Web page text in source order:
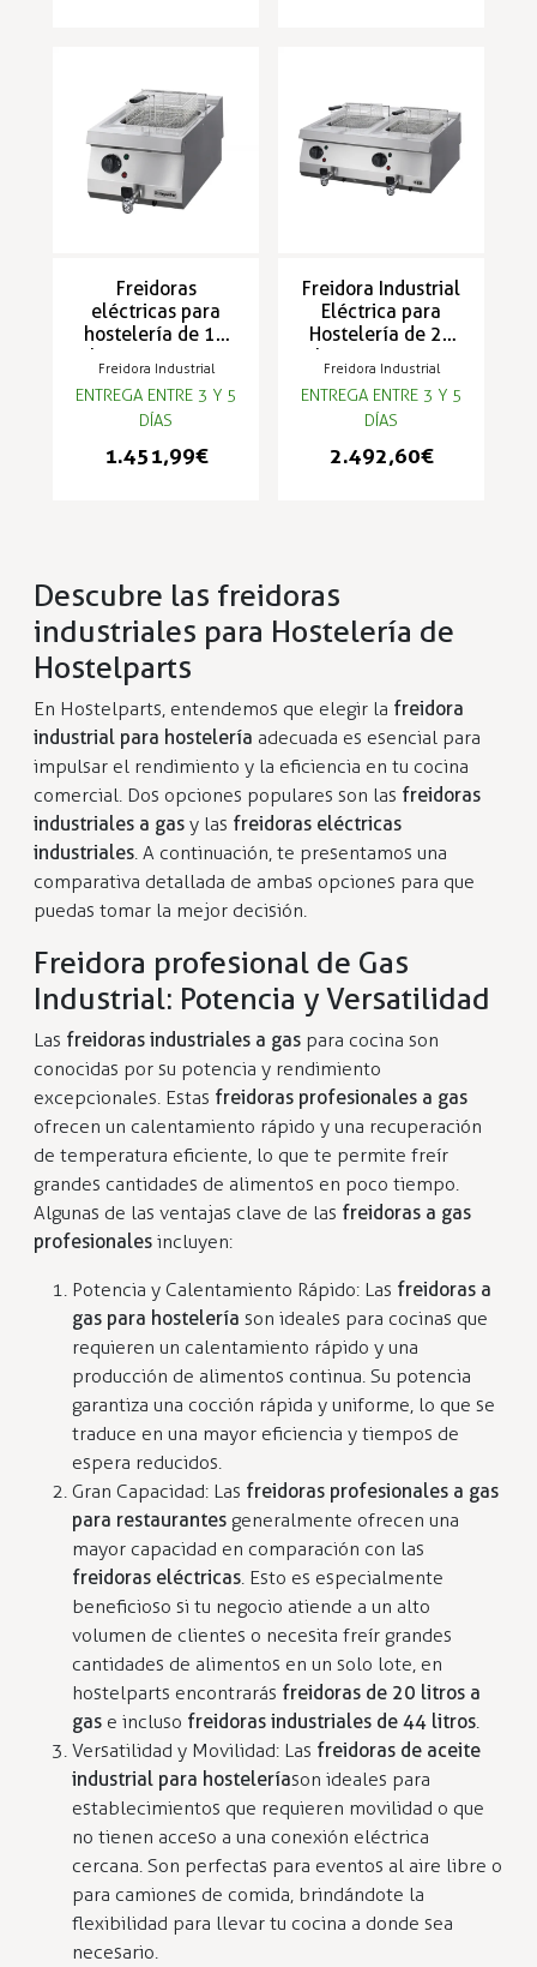
Freidoras
eléctricas para
hostelería de 12
litros y 11 KW -
S70FES
Freidora Industrial
ENTREGA ENTRE 3 Y 5
DÍAS
1.451,99 €
Freidora Industrial
Eléctrica para
Hostelería de 24
litros y 22 KW -
S70FED
Freidora Industrial
ENTREGA ENTRE 3 Y 5
DÍAS
2.492,60 €
Descubre las freidoras
industriales para Hostelería de
Hostelparts
En Hostelparts, entendemos que elegir la freidora
industrial para hostelería adecuada es esencial para
impulsar el rendimiento y la eficiencia en tu cocina
comercial. Dos opciones populares son las freidoras
industriales a gas y las freidoras eléctricas
industriales. A continuación, te presentamos una
comparativa detallada de ambas opciones para que
puedas tomar la mejor decisión.
Freidora profesional de Gas
Industrial: Potencia y Versatilidad
Las freidoras industriales a gas para cocina son
conocidas por su potencia y rendimiento
excepcionales. Estas freidoras profesionales a gas
ofrecen un calentamiento rápido y una recuperación
de temperatura eficiente, lo que te permite freír
grandes cantidades de alimentos en poco tiempo.
Algunas de las ventajas clave de las freidoras a gas
profesionales incluyen:
Potencia y Calentamiento Rápido: Las freidoras a
gas para hostelería son ideales para cocinas que
requieren un calentamiento rápido y una
producción de alimentos continua. Su potencia
garantiza una cocción rápida y uniforme, lo que se
traduce en una mayor eficiencia y tiempos de
espera reducidos.
Gran Capacidad: Las freidoras profesionales a gas
para restaurantes generalmente ofrecen una
mayor capacidad en comparación con las
freidoras eléctricas. Esto es especialmente
beneficioso si tu negocio atiende a un alto
volumen de clientes o necesita freír grandes
cantidades de alimentos en un solo lote, en
hostelparts encontrarás freidoras de 20 litros a
gas e incluso freidoras industriales de 44 litros.
Versatilidad y Movilidad: Las freidoras de aceite
industrial para hosteleríason ideales para
establecimientos que requieren movilidad o que
no tienen acceso a una conexión eléctrica
cercana. Son perfectas para eventos al aire libre o
para camiones de comida, brindándote la
flexibilidad para llevar tu cocina a donde sea
necesario.